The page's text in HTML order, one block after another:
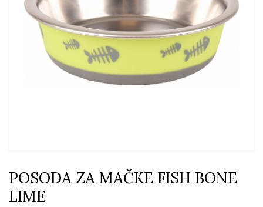
POSODA ZA MAČKE FISH BONE
LIME